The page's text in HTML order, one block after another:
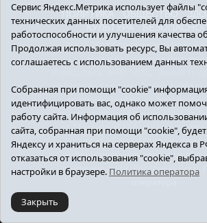
ПОЛИТИКА ОБЩЕСТВО
КУЛЬТУРА
16+ © 2018 Сорокинский район в
Новости Сорокинского
редактор - Королюк Елена
znamenka@inbox.ru, тел.:
Регистрационный номер СМИ Эл
от 24 марта 2017 г., выданное
службой по надзору в сфере
информационных технологий и
коммуникаций (Роскомнадзор).
Сервис Яндекс.Метрика использует файлы
технических данных посетителей для
работоспособности и улучшения качества
Продолжая использовать ресурс, Вы
соглашаетесь с использованием данных
Собранная при помощи "cookie"
идентифицировать вас, однако может
работу сайта. Информация об
сайта, собранная при помощи "cookie",
Яндексу и храниться на серверах Яндекса в
отказаться от использования "cookie",
настройки в браузере. Политика оператора
Закрыть